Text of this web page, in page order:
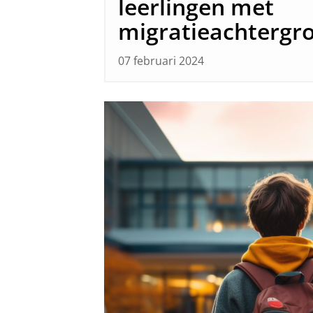
leerlingen met
07 februari 2024